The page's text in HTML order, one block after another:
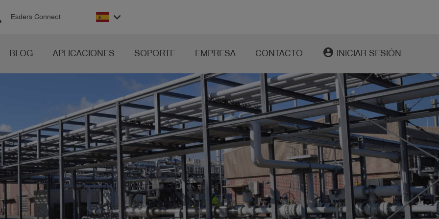
Esders Connect keyboard_arrow_down
BLOG APLICACIONES SOPORTE EMPRESA CONTACTO account_circle INICIAR SESIÓN